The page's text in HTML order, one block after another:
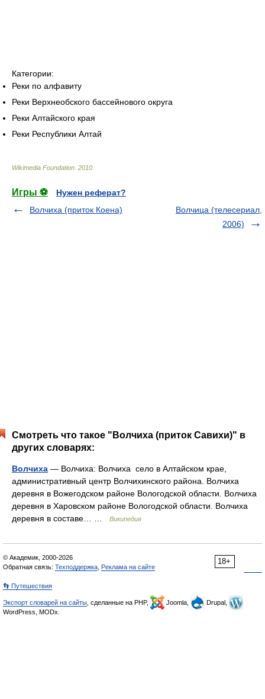
Категории:
Реки по алфавиту
Реки Верхнеобского бассейнового округа
Реки Алтайского края
Реки Республики Алтай
Wikimedia Foundation 2010
Игры ⚽
Нужен реферат?
Волчиха (приток Коена)
Волчица (телесериал,
2006)
Смотреть что такое "Волчиха (приток Савихи)" в
других словарях:
Волчиха — Волчиха: Волчиха село в Алтайском крае,
административный центр Волчихинского района. Волчиха
деревня в Вожегодском районе Вологодской области. Волчиха
деревня в Харовском районе Вологодской области. Волчиха
деревня в составе… …
Википедия
18+
© Академик, 2000-2026
Обратная связь: Техподдержка Реклама на сайте
👣 Путешествия
Экспорт словарей на сайты , сделанные на PHP, Joomla,
Drupal,
WordPress, MODx.